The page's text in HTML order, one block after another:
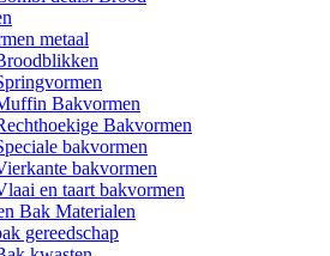
metaal
Bakvormen
Bakvormen
bakvormen
bakvormen
en taart bakvormen
Bak Materialen
gereedschap